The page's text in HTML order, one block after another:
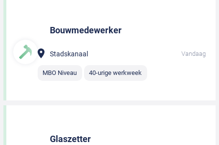
Bouwmedewerker
Stadskanaal Vandaag
MBO Niveau 40-urige werkweek
Glaszetter